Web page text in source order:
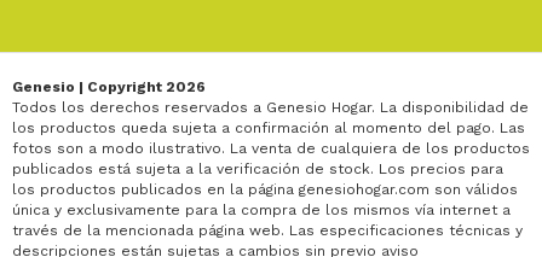
Genesio | Copyright 2026
Todos los derechos reservados a Genesio Hogar. La disponibilidad de
los productos queda sujeta a confirmación al momento del pago. Las
fotos son a modo ilustrativo. La venta de cualquiera de los productos
publicados está sujeta a la verificación de stock. Los precios para
los productos publicados en la página genesiohogar.com son válidos
única y exclusivamente para la compra de los mismos vía internet a
través de la mencionada página web. Las especificaciones técnicas y
descripciones están sujetas a cambios sin previo aviso